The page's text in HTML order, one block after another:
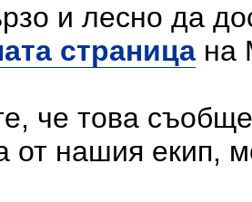
и лесно да
страница на
че това
от нашия екип,